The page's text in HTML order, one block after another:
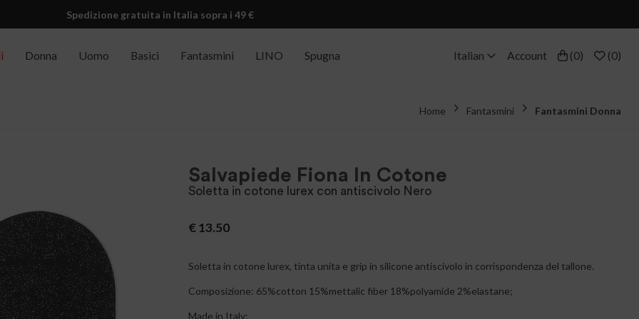
Spedizione gratuita in Italia sopra i 49 €
Donna Uomo Basici Fantasmini LINO Spugna Italian Account (0) (0)
Home Fantasmini Fantasmini Donna
Salvapiede Fiona In Cotone
Soletta in cotone lurex con antiscivolo Nero
€13.50
Soletta in cotone lurex, tinta unita e grip in silicone antiscivolo in corrispondenza del tallone.
Composizione: 65%cotton 15%mettalic fiber 18%polyamide 2%elastane;
Made in Italy;